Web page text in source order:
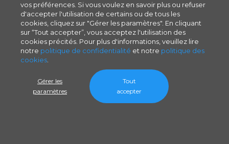
vos préférences. Si vous voulez en savoir plus ou refuser
d'accepter l'utilisation de certains ou de tous les
cookies, cliquez sur "Gérer les paramètres". En cliquant
sur “Tout accepter”, vous acceptez l'utilisation des
cookies précités. Pour plus d'informations, veuillez lire
notre politique de confidentialité et notre politique des
cookies
Gérer les
paramètres
Tout
accepter